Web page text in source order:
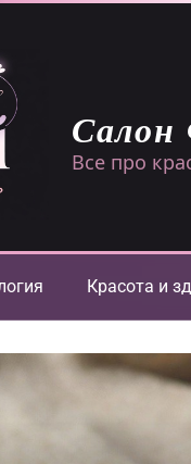
Все про
Красота и